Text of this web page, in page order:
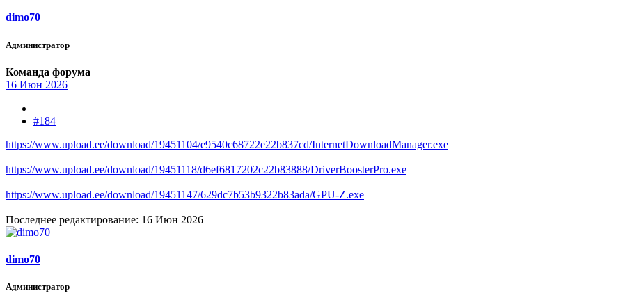
dimo70
Администратор
Команда форума
16 Июн 2026
#184
https://www.upload.ee/download/19451104/e9540c68722e22b837cd/InternetDownloadManager.exe
https://www.upload.ee/download/19451118/d6ef6817202c22b83888/DriverBoosterPro.exe
https://www.upload.ee/download/19451147/629dc7b53b9322b83ada/GPU-Z.exe
Последнее редактирование: 16 Июн 2026
dimo70
Администратор